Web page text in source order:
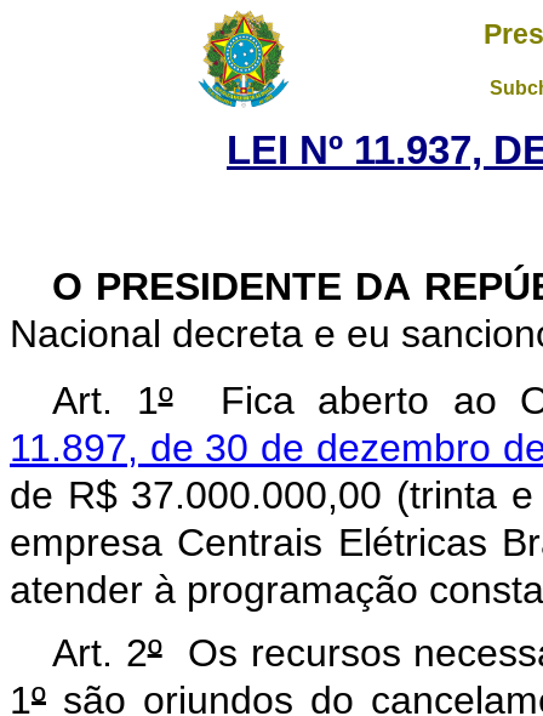
LEI Nº 11.937,
O PRESIDENTE DA
Nacional decreta e eu
Art. 1ºFica aberto ao
11.897, de 30 de dezembro
de R$ 37.000.000,00 (trinta
empresa Centrais Elétricas
atender à programação
Art. 2ºOs recursos
1º são oriundos do